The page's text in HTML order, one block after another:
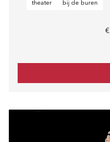
theater bij de buren